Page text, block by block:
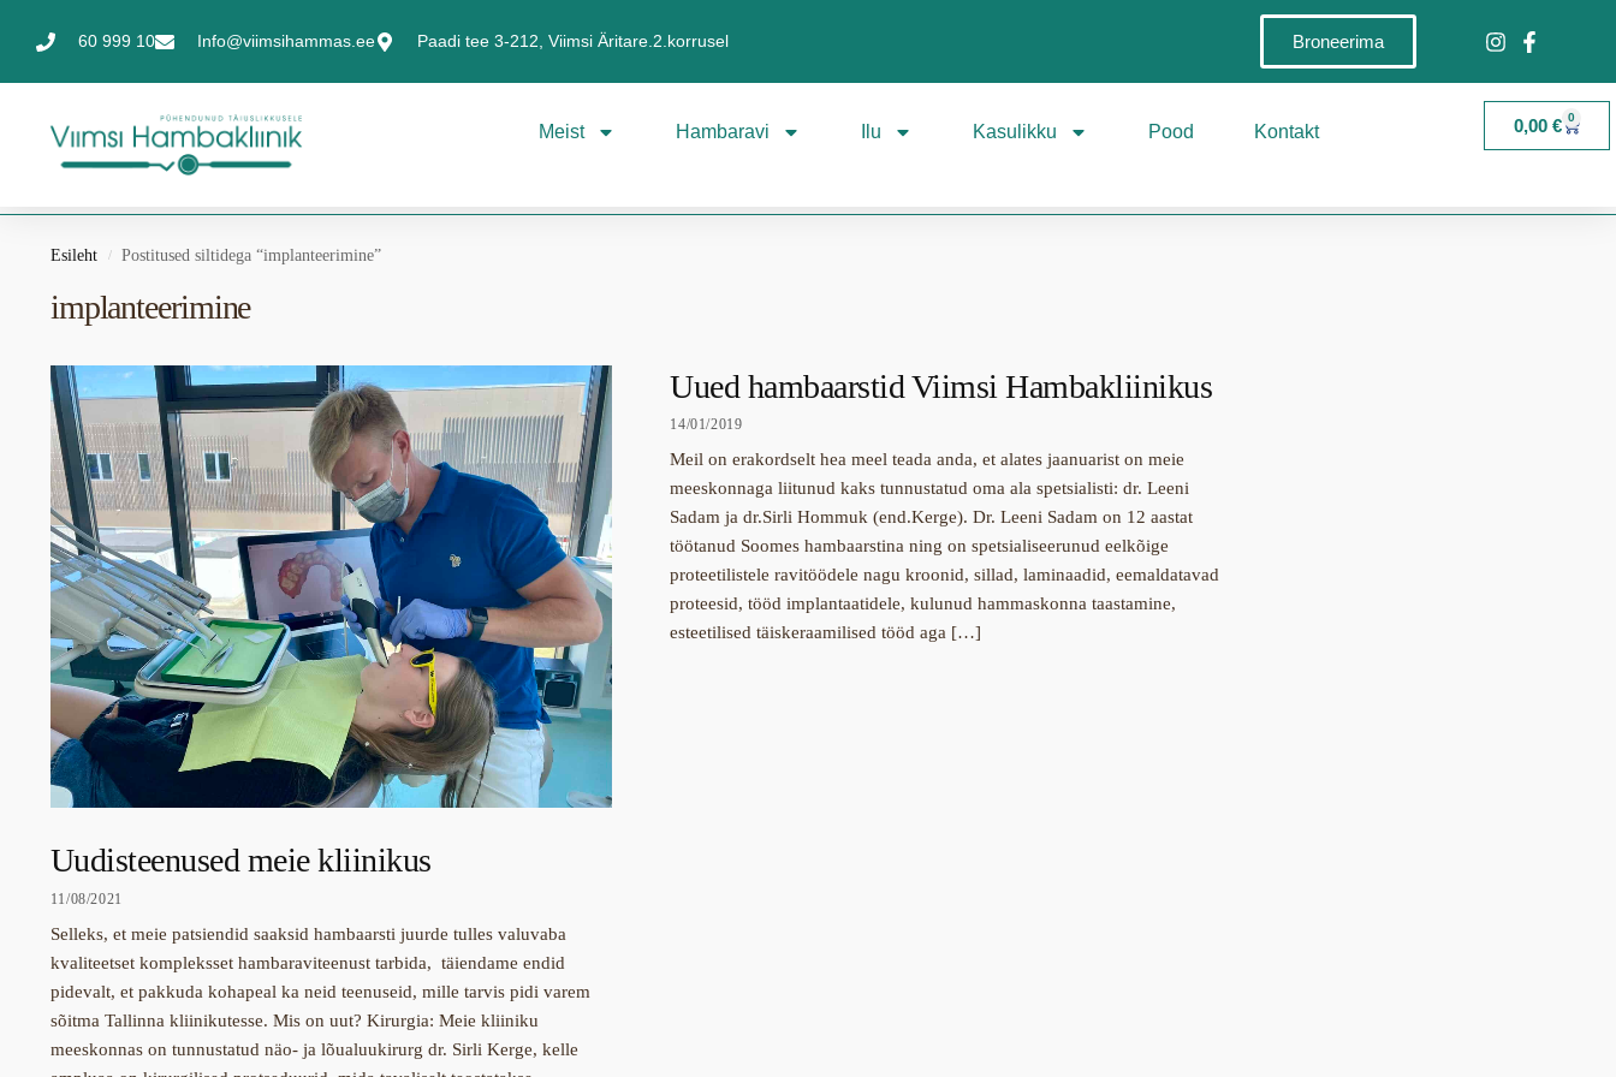
60 999 10 Info@viimsihammas.ee Paadi tee 3-212, Viimsi Äritare.2.korrusel Broneerima
Meist Hambaravi Ilu Kasulikku Pood Kontakt 0,00€ 0
Esileht / Postitused siltidega “implanteerimine”
implanteerimine
Uudisteenused meie kliinikus
11/08/2021
Selleks, et meie patsiendid saaksid hambaarsti juurde tulles valuvaba
kvaliteetset kompleksset hambaraviteenust tarbida, täiendame endid
pidevalt, et pakkuda kohapeal ka neid teenuseid, mille tarvis pidi varem
sõitma Tallinna kliinikutesse. Mis on uut? Kirurgia: Meie kliiniku
meeskonnas on tunnustatud näo- ja lõualuukirurg dr. Sirli Kerge, kelle
Uued hambaarstid Viimsi Hambakliinikus
14/01/2019
Meil on erakordselt hea meel teada anda, et alates jaanuarist on meie
meeskonnaga liitunud kaks tunnustatud oma ala spetsialisti: dr. Leeni
Sadam ja dr.Sirli Hommuk (end.Kerge). Dr. Leeni Sadam on 12 aastat
töötanud Soomes hambaarstina ning on spetsialiseerunud eelkõige
proteetilistele ravitöödele nagu kroonid, sillad, laminaadid, eemaldatavad
proteesid, tööd implantaatidele, kulunud hammaskonna taastamine,
esteetilised täiskeraamilised tööd aga […]